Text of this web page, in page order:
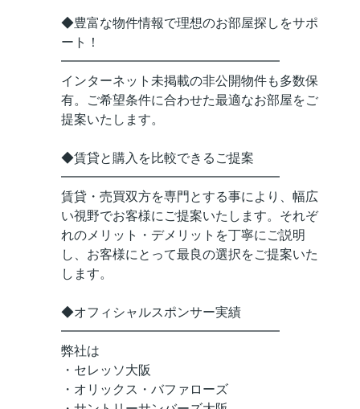
◆豊富な物件情報で理想のお部屋探しをサポ
ート！
━━━━━━━━━━━━━━━━━
インターネット未掲載の非公開物件も多数保
有。ご希望条件に合わせた最適なお部屋をご
提案いたします。
◆賃貸と購入を比較できるご提案
━━━━━━━━━━━━━━━━━
賃貸・売買双方を専門とする事により、幅広
い視野でお客様にご提案いたします。それぞ
れのメリット・デメリットを丁寧にご説明
し、お客様にとって最良の選択をご提案いた
します。
◆オフィシャルスポンサー実績
━━━━━━━━━━━━━━━━━
弊社は
・セレッソ大阪
・オリックス・バファローズ